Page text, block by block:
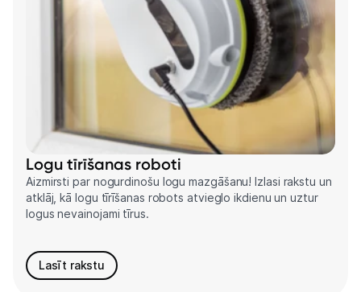
Logu tīrīšanas roboti
Aizmirsti par nogurdinošu logu mazgāšanu! Izlasi rakstu un
atklāj, kā logu tīrīšanas robots atvieglo ikdienu un uztur
logus nevainojami tīrus.
Lasīt rakstu